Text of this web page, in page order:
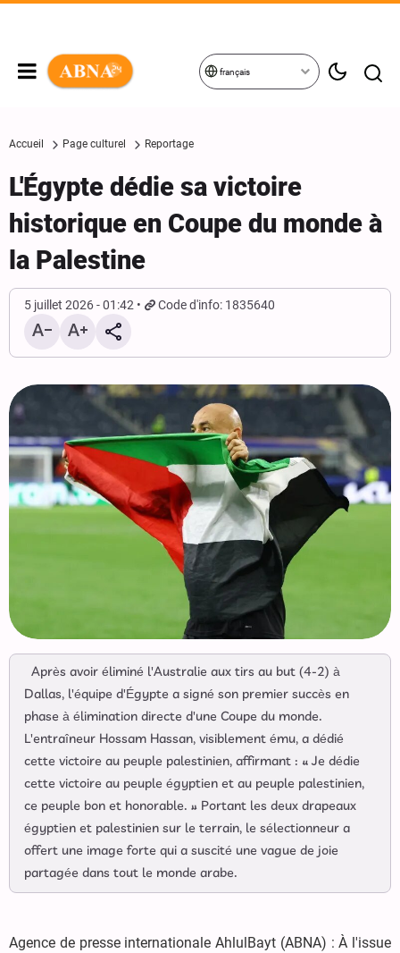
français
Accueil Page culturel Reportage
L'Égypte dédie sa victoire
historique en Coupe du monde à
la Palestine
5 juillet 2026 - 01:42 Code d'info: 1835640
Après avoir éliminé l'Australie aux tirs au but (4-2) à
Dallas, l'équipe d'Égypte a signé son premier succès en
phase à élimination directe d'une Coupe du monde.
L'entraîneur Hossam Hassan, visiblement ému, a dédié
cette victoire au peuple palestinien, affirmant : « Je dédie
cette victoire au peuple égyptien et au peuple palestinien,
ce peuple bon et honorable. » Portant les deux drapeaux
égyptien et palestinien sur le terrain, le sélectionneur a
offert une image forte qui a suscité une vague de joie
partagée dans tout le monde arabe.
Agence de presse internationale AhlulBayt (ABNA) : À l'issue